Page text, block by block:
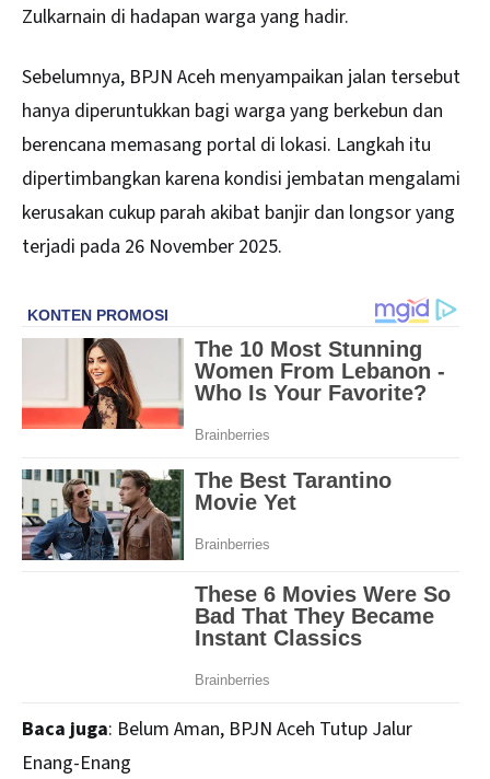
Zulkarnain di hadapan warga yang hadir.
Sebelumnya, BPJN Aceh menyampaikan jalan tersebut
hanya diperuntukkan bagi warga yang berkebun dan
berencana memasang portal di lokasi. Langkah itu
dipertimbangkan karena kondisi jembatan mengalami
kerusakan cukup parah akibat banjir dan longsor yang
terjadi pada 26 November 2025.
Baca juga: Belum Aman, BPJN Aceh Tutup Jalur
Enang-Enang